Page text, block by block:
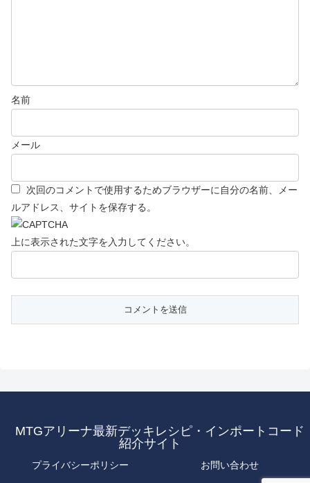
名前
メール
次回のコメントで使用するためブラウザーに自分の名前、メー
ルアドレス、サイトを保存する。
上に表示された文字を入力してください。
MTGアリーナ最新デッキレシピ・インポートコード
紹介サイト
プライバシーポリシー お問い合わせ